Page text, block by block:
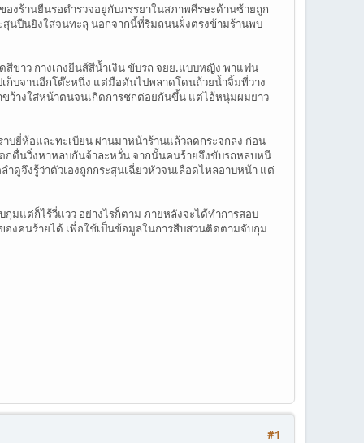
งร้านยืนรอตำรวจอยู่กับภรรยาในสภาพศีรษะด้านซ้ายถูก
สุนปืนยิงใส่จนทะลุ นอกจากนี้ที่ริมถนนฝั่งตรงข้ามร้านพบ
ขาว กางเกงยีนส์สีน้ำเงิน ขับรถ จยย.แบบหญิง พาแฟน
ก็บจานอีกโต๊ะหนึ่ง แต่มือดันไปพลาดโดนถ้วยน้ำจิ้มที่วาง
ว้างใส่หน้าตนจนเกิดการชกต่อยกันขึ้น แต่ไอ้หนุ่มผมยาว
บยี่ห้อและทะเบียน ผ่านมาหน้าร้านแล้วลดกระจกลง ก่อน
ตื่นวิ่งหาหลบกันจ้าละหวั่น จากนั้นคนร้ายจึงขับรถหลบหนี
ดูจึงรู้ว่าตัวเองถูกกระสุนเฉี่ยวหัวจนเลือดไหลอาบหน้า แต่
มแต่ก็ไร้วี่แวว อย่างไรก็ตาม ภายหลังจะได้ทำการสอบ
งคนร้ายได้ เพื่อใช้เป็นข้อมูลในการสืบสวนติดตามจับกุม
#1